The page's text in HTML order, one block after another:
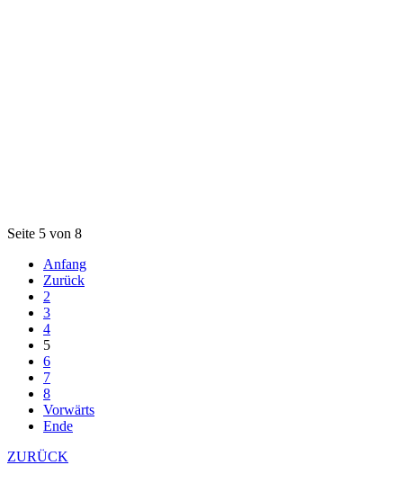
Seite 5 von 8
Anfang
Zurück
2
3
4
5
6
7
8
Vorwärts
Ende
ZURÜCK